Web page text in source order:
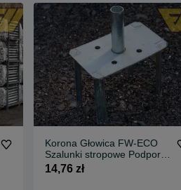
Korona Głowica FW-ECO
Szalunki stropowe Podpory
Dźwigary Trójnogi
14,76 zł